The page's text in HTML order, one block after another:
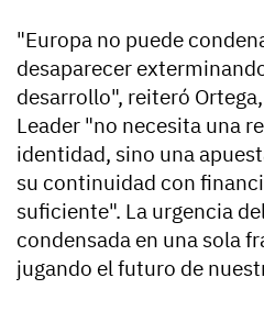
"Europa no puede
desaparecer
desarrollo", reiteró
Leader "no necesita una
identidad, sino una
su continuidad con
suficiente". La urgencia
condensada en una sola
jugando el futuro de